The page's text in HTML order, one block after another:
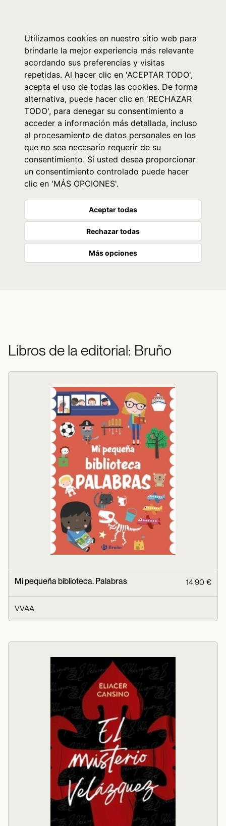
Utilizamos cookies en nuestro sitio web para
brindarle la mejor experiencia más relevante
acordando sus preferencias y visitas
repetidas. Al hacer clic en 'ACEPTAR TODO',
acepta el uso de todas las cookies. De forma
alternativa, puede hacer clic en 'RECHAZAR
TODO', para denegar su consentimiento a
acceder a información más detallada, incluso
al procesamiento de datos personales en los
que no sea necesario requerir de su
consentimiento. Si usted desea proporcionar
un consentimiento controlado puede hacer
clic en 'MÁS OPCIONES'.
Aceptar todas
Rechazar todas
Más opciones
Libros de la editorial: Bruño
Mi pequeña biblioteca. Palabras 14,90 €
VVAA